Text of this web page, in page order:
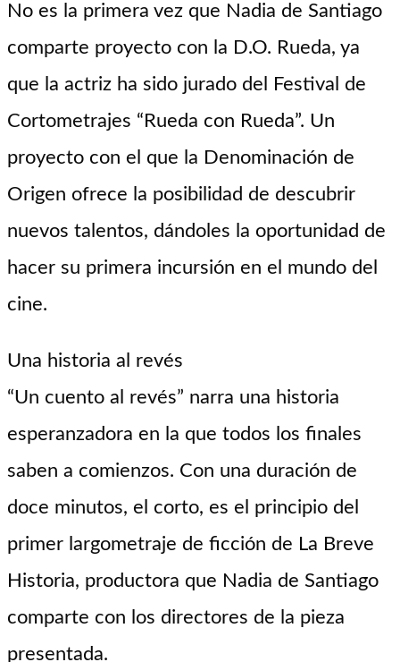
No es la primera vez que Nadia de Santiago
comparte proyecto con la D.O. Rueda, ya
que la actriz ha sido jurado del Festival de
Cortometrajes “Rueda con Rueda”. Un
proyecto con el que la Denominación de
Origen ofrece la posibilidad de descubrir
nuevos talentos, dándoles la oportunidad de
hacer su primera incursión en el mundo del
cine.
Una historia al revés
“Un cuento al revés” narra una historia
esperanzadora en la que todos los finales
saben a comienzos. Con una duración de
doce minutos, el corto, es el principio del
primer largometraje de ficción de La Breve
Historia, productora que Nadia de Santiago
comparte con los directores de la pieza
presentada.